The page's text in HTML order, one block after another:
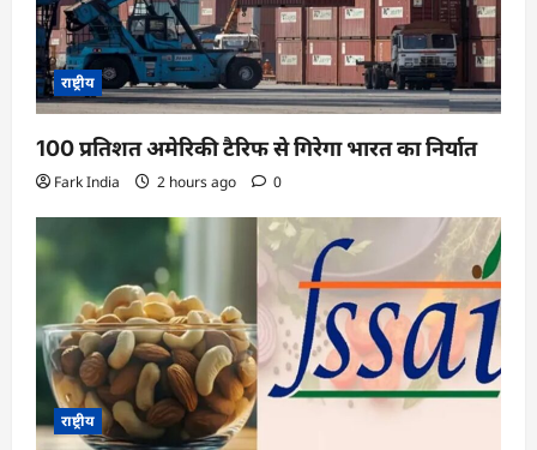
राष्ट्रीय
100 प्रतिशत अमेरिकी टैरिफ से गिरेगा भारत का निर्यात
Fark India 2 hours ago 0
राष्ट्रीय